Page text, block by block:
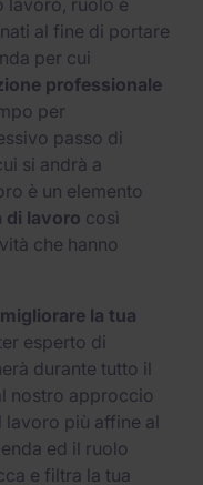
lavoro, ruolo e
al fine di portare
per cui
professionale
per
passo di
si andrà a
è un elemento
di lavoro così
che hanno
la tua
esperto di
durante tutto il
nostro approccio
più affine al
ed il ruolo
e filtra la tua